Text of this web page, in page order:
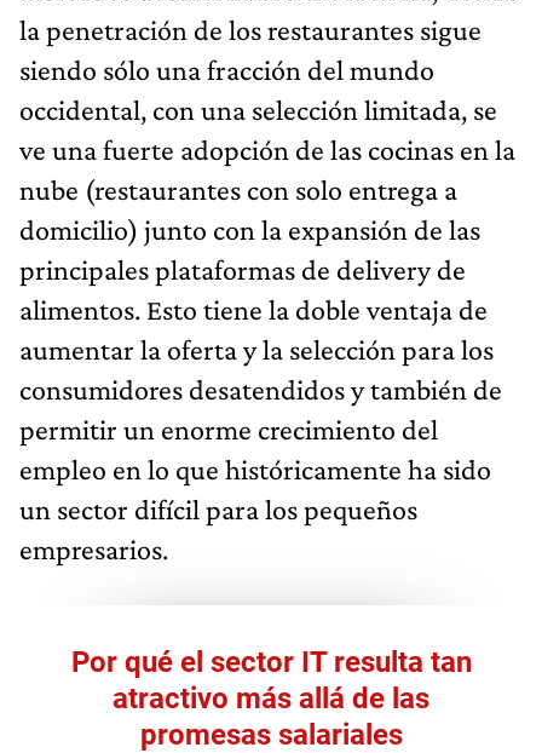
la penetración de los restaurantes sigue
siendo sólo una fracción del mundo
occidental, con una selección limitada, se
ve una fuerte adopción de las cocinas en la
nube (restaurantes con solo entrega a
domicilio) junto con la expansión de las
principales plataformas de delivery de
alimentos. Esto tiene la doble ventaja de
aumentar la oferta y la selección para los
consumidores desatendidos y también de
permitir un enorme crecimiento del
empleo en lo que históricamente ha sido
un sector difícil para los pequeños
empresarios.
Por qué el sector IT resulta tan
atractivo más allá de las
promesas salariales